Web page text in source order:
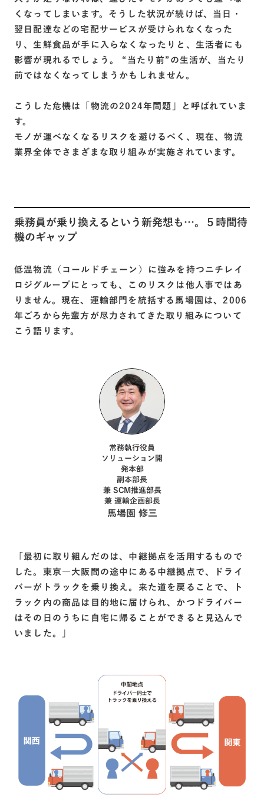
くなってしまいます。そうした状況が続けば、当日・
翌日配達などの宅配サービスが受けられなくなった
り、生鮮食品が手に入らなくなったりと、生活者にも
影響が現れるでしょう。 “当たり前”の生活が、当たり
前ではなくなってしまうかもしれません。
こうした危機は「物流の2024年問題」と呼ばれていま
す。
モノが運べなくなるリスクを避けるべく、現在、物流
業界全体でさまざまな取り組みが実施されています。
乗務員が乗り換えるという新発想も…。５時間待
機のギャップ
低温物流（コールドチェーン）に強みを持つニチレイ
ロジグループにとっても、このリスクは他人事ではあ
りません。現在、運輸部門を統括する馬場園は、2006
年ごろから先輩方が尽力されてきた取り組みについて
こう語ります。
常務執行役員
ソリューション開
発本部
副本部長
兼 SCM推進部長
兼 運輸企画部長
馬場園 修三
「最初に取り組んだのは、中継拠点を活用するもので
した。東京―大阪間の途中にある中継拠点で、ドライ
バーがトラックを乗り換え。来た道を戻ることで、ト
ラック内の商品は目的地に届けられ、かつドライバー
はその日のうちに自宅に帰ることができると見込んで
いました。」